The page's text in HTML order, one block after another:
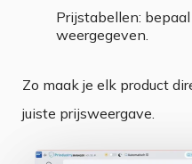
Prijstabellen:
weergegeven.
Zo maak je elk product
juiste prijsweergave.